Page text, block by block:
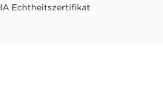
Echtheitszertifikat